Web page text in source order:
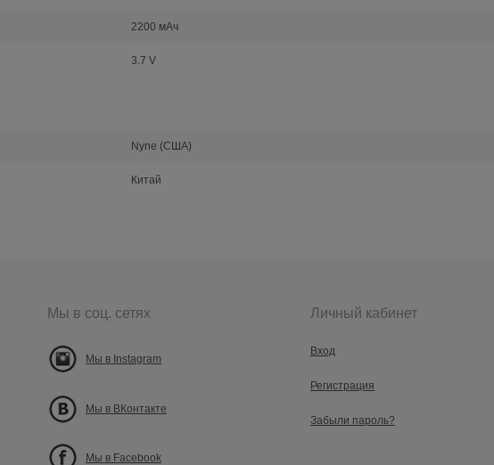
2200 мАч
3.7 V
Nyne (США)
Китай
Мы в соц. сетях
Мы в Instagram
Мы в ВКонтакте
Мы в Facebook
Личный кабинет
Вход
Регистрация
Забыли пароль?